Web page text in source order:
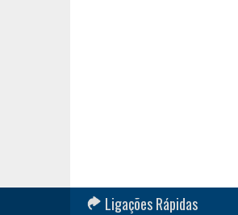
Ligações Rápidas